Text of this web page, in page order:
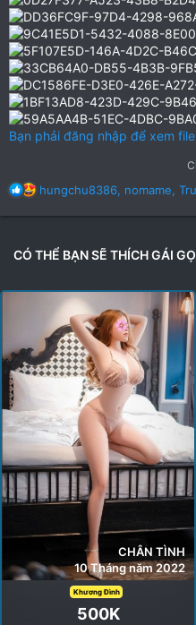
Bạn phải đăng nhập để xem
R
t
hungchu8386, nomame,
CÓ THỂ BẠN SẼ THÍCH GÁI
CHÂN TÌNH
10 Tháng năm 2022
Khương Đình
500K